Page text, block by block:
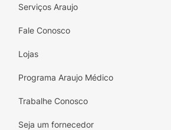
Serviços Araujo
Fale Conosco
Lojas
Programa Araujo Médico
Trabalhe Conosco
Seja um fornecedor